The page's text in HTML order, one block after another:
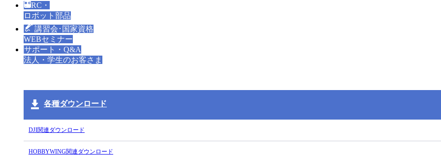
RC・
ロボット部品
講習会･国家資格
WEBセミナー
サポート・Q&A
法人・学生のお客さま
各種ダウンロード
DJI関連ダウンロード
HOBBYWING関連ダウンロード